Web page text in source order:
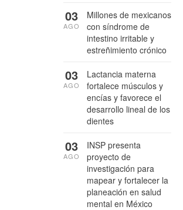
Millones de mexicanos
con síndrome de
intestino irritable y
estreñimiento crónico
03
AGO
Lactancia materna
fortalece músculos y
encías y favorece el
desarrollo lineal de los
dientes
03
AGO
INSP presenta
proyecto de
investigación para
mapear y fortalecer la
planeación en salud
mental en México
03
AGO